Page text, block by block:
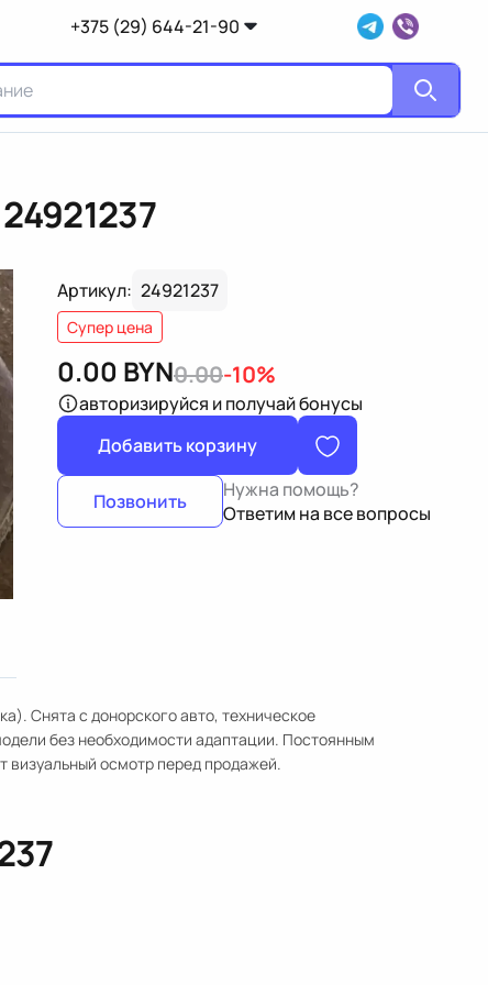
+375 (29) 644-21-90
24921237
Артикул: 24921237
Супер цена
0.00 BYN0.00-10%
авторизируйся и получай бонусы
Добавить корзину
Позвонить
Нужна помощь?
Ответим на все вопросы
Снята с донорского авто, техническое
без необходимости адаптации. Постоянным
визуальный осмотр перед продажей.